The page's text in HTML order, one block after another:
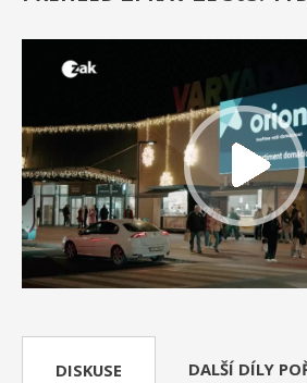
DISKUSE DALŠÍ DÍLY